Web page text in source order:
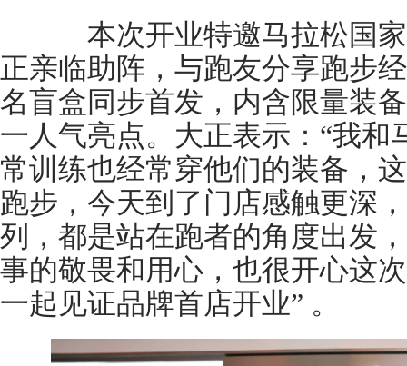
本次开业特邀马拉松国家
正亲临助阵，与跑友分享跑步
名盲盒同步首发，内含限量装
一人气亮点。大正表示：“我和
常训练也经常穿他们的装备，
跑步，今天到了门店感触更深
列，都是站在跑者的角度出发
事的敬畏和用心，也很开心这
一起见证品牌首店开业” 。